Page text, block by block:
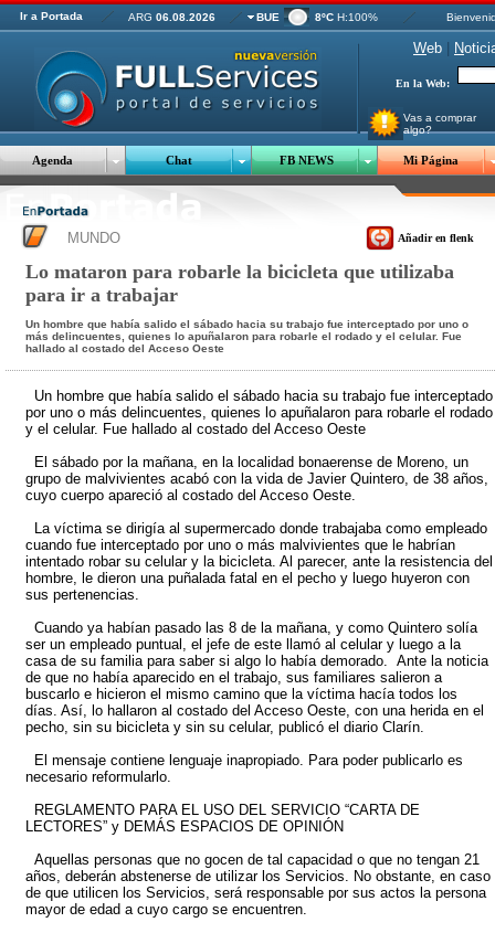
Ir a Portada ARG 06.08.2026 BUE 8ºC H:100%
Web N
En la Web:
Vas a comprar
algo?
Agenda Chat FB NEWS Mi Página
MUNDO Añadir en flenk
Lo mataron para robarle la bicicleta que utilizaba
para ir a trabajar
Un hombre que había salido el sábado hacia su trabajo fue interceptado por uno o
más delincuentes, quienes lo apuñalaron para robarle el rodado y el celular. Fue
hallado al costado del Acceso Oeste
Un hombre que había salido el sábado hacia su trabajo fue interceptado
por uno o más delincuentes, quienes lo apuñalaron para robarle el rodado
y el celular. Fue hallado al costado del Acceso Oeste
El sábado por la mañana, en la localidad bonaerense de Moreno, un
grupo de malvivientes acabó con la vida de Javier Quintero, de 38 años,
cuyo cuerpo apareció al costado del Acceso Oeste.
La víctima se dirigía al supermercado donde trabajaba como empleado
cuando fue interceptado por uno o más malvivientes que le habrían
intentado robar su celular y la bicicleta. Al parecer, ante la resistencia del
hombre, le dieron una puñalada fatal en el pecho y luego huyeron con
sus pertenencias.
Cuando ya habían pasado las 8 de la mañana, y como Quintero solía
ser un empleado puntual, el jefe de este llamó al celular y luego a la
casa de su familia para saber si algo lo había demorado. Ante la noticia
de que no había aparecido en el trabajo, sus familiares salieron a
buscarlo e hicieron el mismo camino que la víctima hacía todos los
días. Así, lo hallaron al costado del Acceso Oeste, con una herida en el
pecho, sin su bicicleta y sin su celular, publicó el diario Clarín.
El mensaje contiene lenguaje inapropiado. Para poder publicarlo es
necesario reformularlo.
REGLAMENTO PARA EL USO DEL SERVICIO “CARTA DE
LECTORES” y DEMÁS ESPACIOS DE OPINIÓN
Aquellas personas que no gocen de tal capacidad o que no tengan 21
años, deberán abstenerse de utilizar los Servicios. No obstante, en caso
de que utilicen los Servicios, será responsable por sus actos la persona
mayor de edad a cuyo cargo se encuentren.